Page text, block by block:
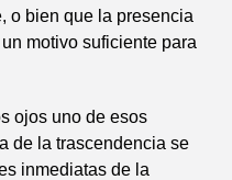
o bien que la presencia
motivo suficiente para
ojos uno de esos
de la trascendencia se
inmediatas de la